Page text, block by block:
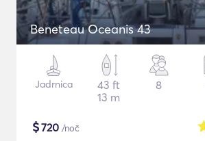
Beneteau Oceanis 43
Jadrnica
43 ft
13 m
8
$720 /noč